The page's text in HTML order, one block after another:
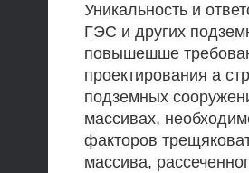
Уникальность и
ГЭС и других
повышешше
проектирования а
подземных
массивах,
факторов
массива,